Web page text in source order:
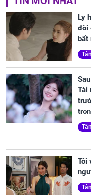
Ly
đòi
bất
Tài
Tôi